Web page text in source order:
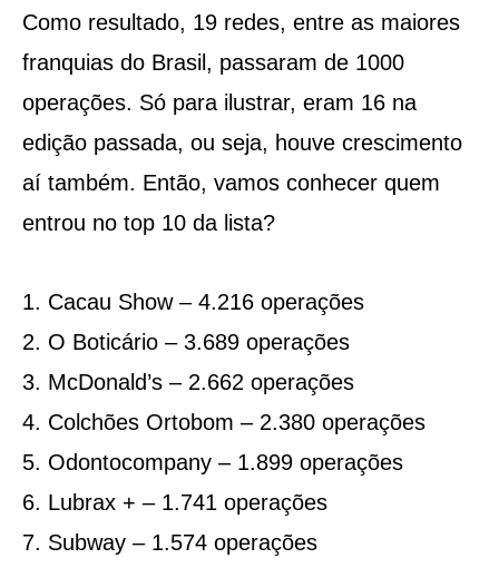
Como resultado, 19 redes, entre as maiores
franquias do Brasil, passaram de 1000
operações. Só para ilustrar, eram 16 na
edição passada, ou seja, houve crescimento
aí também. Então, vamos conhecer quem
entrou no top 10 da lista?
1. Cacau Show – 4.216 operações
2. O Boticário – 3.689 operações
3. McDonald’s – 2.662 operações
4. Colchões Ortobom – 2.380 operações
5. Odontocompany – 1.899 operações
6. Lubrax + – 1.741 operações
7. Subway – 1.574 operações